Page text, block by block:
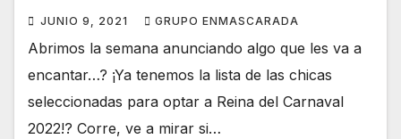
JUNIO 9, 2021 GRUPO ENMASCARADA
Abrimos la semana anunciando algo que les va a
encantar…? ¡Ya tenemos la lista de las chicas
seleccionadas para optar a Reina del Carnaval
2022!? Corre, ve a mirar si…